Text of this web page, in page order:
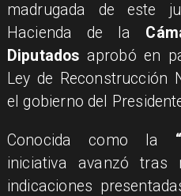
madrugada de este
Hacienda de la
Diputados aprobó en
Ley de Reconstrucción
el gobierno del
Conocida como la
iniciativa avanzó tras
indicaciones